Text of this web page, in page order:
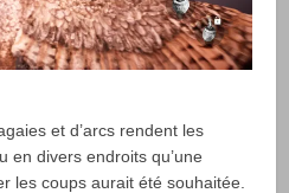
et d’arcs rendent les
en divers endroits qu’une
les coups aurait été souhaitée.